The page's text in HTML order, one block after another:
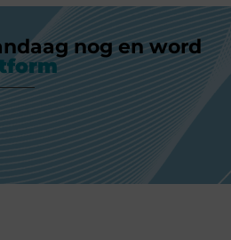
nog en word